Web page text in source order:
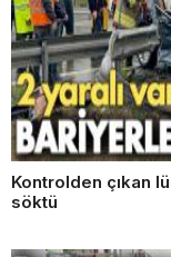
Kontrolden çıkan
söktü